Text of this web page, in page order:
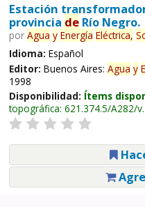
Estación
provincia deRío Negro.
por Agua y Energía Eléctrica,
Idioma: Español
Editor: Buenos Aires: Agua y
1998
Disponibilidad: Ítems
topográfica: 621.374.5/A282/